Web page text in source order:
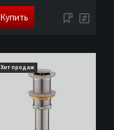
Купить
Хит продаж